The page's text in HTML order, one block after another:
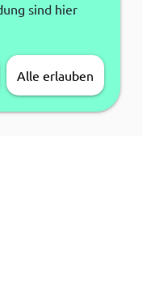
sind hier
Alle erlauben